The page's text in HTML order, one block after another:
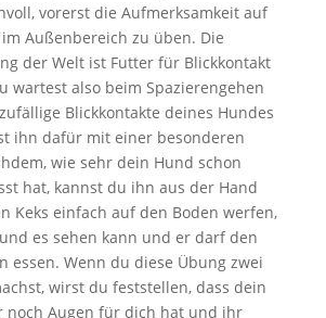
vorerst die Aufmerksamkeit auf
Außenbereich zu üben. Die
der Welt ist Futter für Blickkontakt
wartest also beim Spazierengehen
Blickkontakte deines Hundes
ihn dafür mit einer besonderen
wie sehr dein Hund schon
hat, kannst du ihn aus der Hand
Keks einfach auf den Boden werfen,
es sehen kann und er darf den
essen. Wenn du diese Übung zwei
wirst du feststellen, dass dein
noch Augen für dich hat und ihr